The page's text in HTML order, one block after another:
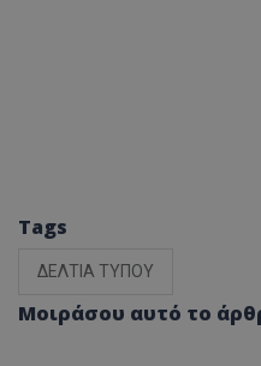
Tags
ΔΕΛΤΙΑ ΤΥΠΟΥ
Μοιράσου αυτό το